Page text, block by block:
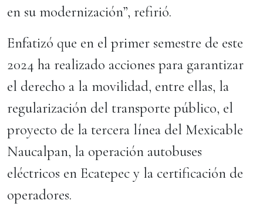
en su modernización”, refirió.
Enfatizó que en el primer semestre de este
2024 ha realizado acciones para garantizar
el derecho a la movilidad, entre ellas, la
regularización del transporte público, el
proyecto de la tercera línea del Mexicable
Naucalpan, la operación autobuses
eléctricos en Ecatepec y la certificación de
operadores.